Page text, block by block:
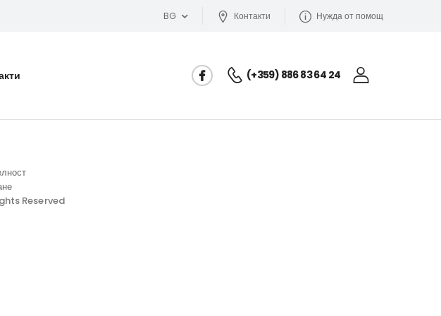
BG Контакти Нужда от помощ
(+359) 886 83 64 24
Reserved